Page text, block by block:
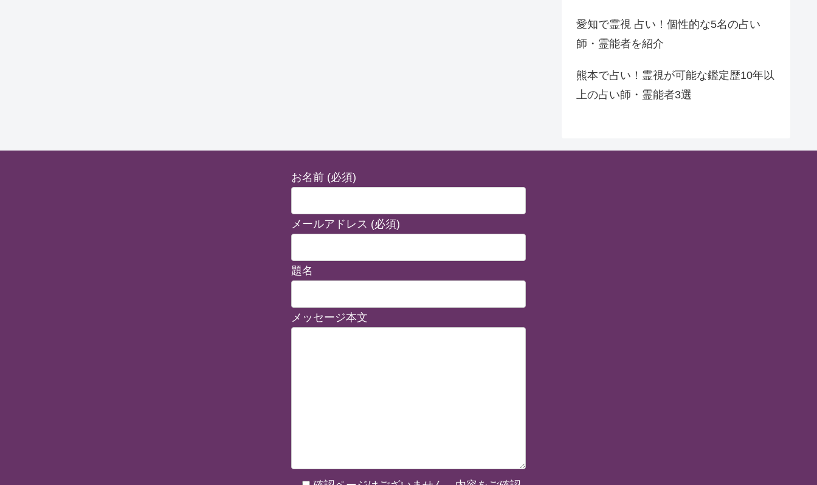
愛知で霊視 占い！個性的な5名の占い
師・霊能者を紹介
熊本で占い！霊視が可能な鑑定歴10年以
上の占い師・霊能者3選
お名前 (必須)
メールアドレス (必須)
題名
メッセージ本文